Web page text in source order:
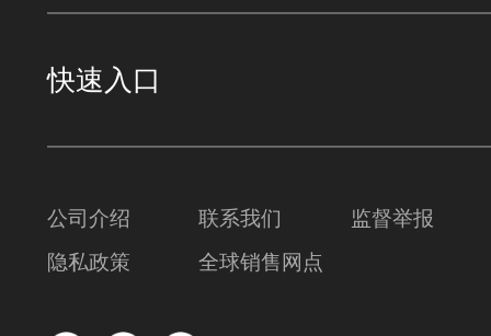
快速入口
公司介绍 联系我们
监督举报
隐私政策
全球销售网点